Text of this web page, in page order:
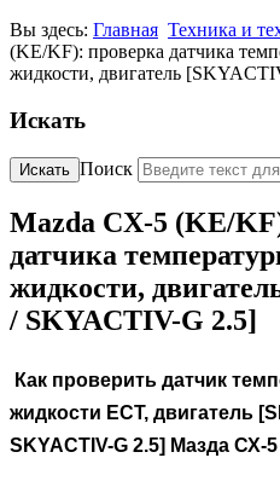
Вы здесь: Главная Техника и
(KE/KF): проверка датчика
жидкости, двигатель
Искать
Искать Поиск
Mazda CX-5 (KE/
датчика
жидкости,
/ SKYACTIV-G 2.5]
Как проверить датчик
жидкости ECT, двигатель
SKYACTIV-G 2.5] Мазда СХ-5